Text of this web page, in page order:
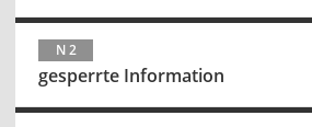
N 2
gesperrte Information